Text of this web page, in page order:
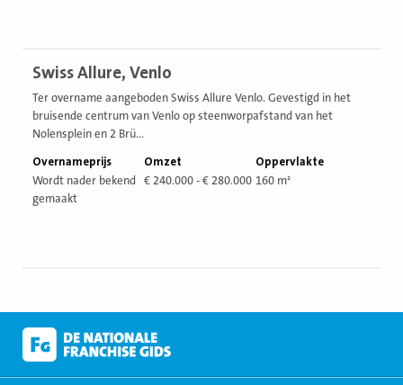
Swiss Allure, Venlo
Ter overname aangeboden Swiss Allure Venlo. Gevestigd in het
bruisende centrum van Venlo op steenworpafstand van het
Nolensplein en 2 Brü...
Overnameprijs
Wordt nader bekend
gemaakt
Omzet
€ 240.000 - € 280.000
Oppervlakte
160 m²
vestiging